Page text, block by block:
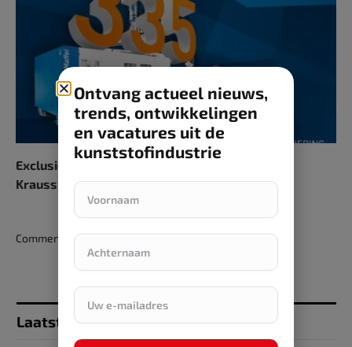
Exclusieve 335-aanbieding voor klanten van
KraussMaffei Benelux
Comments are closed.
Laatst toegevoegd
Ontvang actueel nieuws,
trends, ontwikkelingen
en vacatures uit de
kunststofindustrie